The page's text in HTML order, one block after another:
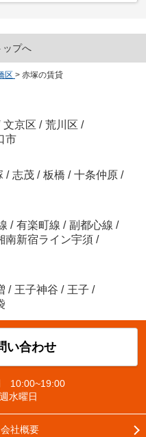
ップへ
区 > 赤塚の賃貸
文京区 / 荒川区 /
市
/ 志茂 / 板橋 / 十条仲原 /
/ 有楽町線 / 副都心線 /
南新宿ライン宇須 /
/ 王子神谷 / 王子 /
い合わせ
10:00~19:00
水曜日
会社概要